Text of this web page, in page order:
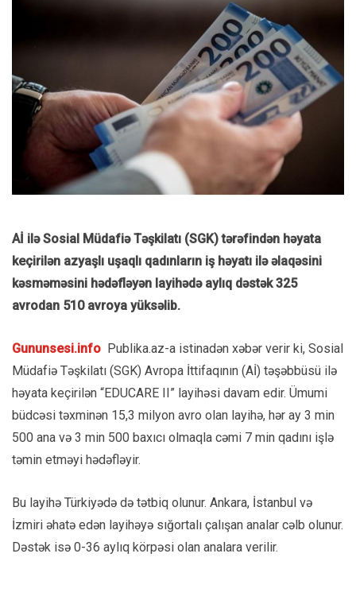
Aİ ilə Sosial Müdafiə Təşkilatı (SGK) tərəfindən həyata
keçirilən azyaşlı uşaqlı qadınların iş həyatı ilə əlaqəsini
kəsməməsini hədəfləyən layihədə aylıq dəstək 325
avrodan 510 avroya yüksəlib.
Gununsesi.info Publika.az-a istinadən xəbər verir ki, Sosial
Müdafiə Təşkilatı (SGK) Avropa İttifaqının (Aİ) təşəbbüsü ilə
həyata keçirilən “EDUCARE II” layihəsi davam edir. Ümumi
büdcəsi təxminən 15,3 milyon avro olan layihə, hər ay 3 min
500 ana və 3 min 500 baxıcı olmaqla cəmi 7 min qadını işlə
təmin etməyi hədəfləyir.
Bu layihə Türkiyədə də tətbiq olunur. Ankara, İstanbul və
İzmiri əhatə edən layihəyə sığortalı çalışan analar cəlb olunur.
Dəstək isə 0-36 aylıq körpəsi olan analara verilir.